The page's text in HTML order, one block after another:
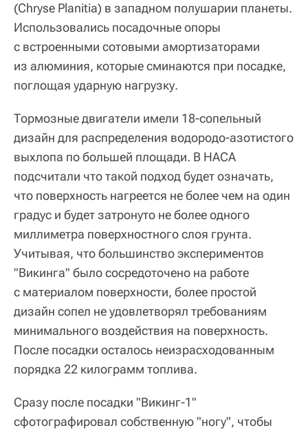
(Chryse Planitia) в западном полушарии планеты.
Использовались посадочные опоры
с встроенными сотовыми амортизаторами
из алюминия, которые сминаются при посадке,
поглощая ударную нагрузку.
Тормозные двигатели имели 18-сопельный
дизайн для распределения водородо-азотистого
выхлопа по большей площади. В НАСА
подсчитали что такой подход будет означать,
что поверхность нагреется не более чем на один
градус и будет затронуто не более одного
миллиметра поверхностного слоя грунта.
Учитывая, что большинство экспериментов
"Викинга" было сосредоточено на работе
с материалом поверхности, более простой
дизайн сопел не удовлетворял требованиям
минимального воздействия на поверхность.
После посадки осталось неизрасходованным
порядка 22 килограмм топлива.
Сразу после посадки "Викинг-1"
сфотографировал собственную "ногу", чтобы